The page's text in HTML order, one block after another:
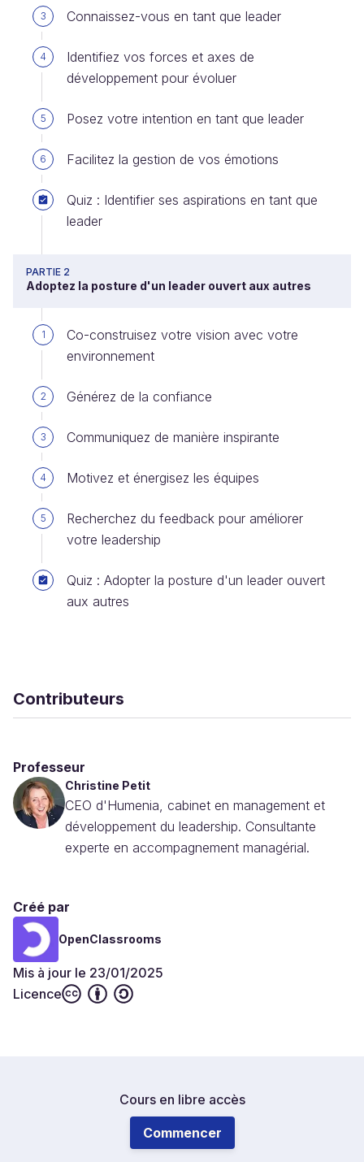
3 Connaissez-vous en tant que leader
4
Identifiez vos forces et axes de
développement pour évoluer
5 Posez votre intention en tant que leader
6 Facilitez la gestion de vos émotions
Quiz : Identifier ses aspirations en tant que
leader
PARTIE 2
Adoptez la posture d'un leader ouvert aux autres
1
Co-construisez votre vision avec votre
environnement
2 Générez de la confiance
3 Communiquez de manière inspirante
4 Motivez et énergisez les équipes
5
Recherchez du feedback pour améliorer
votre leadership
Quiz : Adopter la posture d'un leader ouvert
aux autres
Contributeurs
Professeur
Christine Petit
CEO d'Humenia, cabinet en management et
développement du leadership. Consultante
experte en accompagnement managérial.
Créé par
OpenClassrooms
Mis à jour le 23/01/2025
Licence
Cours en libre accès
Commencer